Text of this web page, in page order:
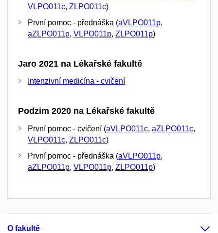
VLPO011c, ZLPO011c)
První pomoc - přednáška (aVLPO011p,
aZLPO011p, VLPO011p, ZLPO011p)
Jaro 2021 na Lékařské fakultě
Intenzivní medicína - cvičení
Podzim 2020 na Lékařské fakultě
První pomoc - cvičení (aVLPO011c, aZLPO011c,
VLPO011c, ZLPO011c)
První pomoc - přednáška (aVLPO011p,
aZLPO011p, VLPO011p, ZLPO011p)
O fakultě